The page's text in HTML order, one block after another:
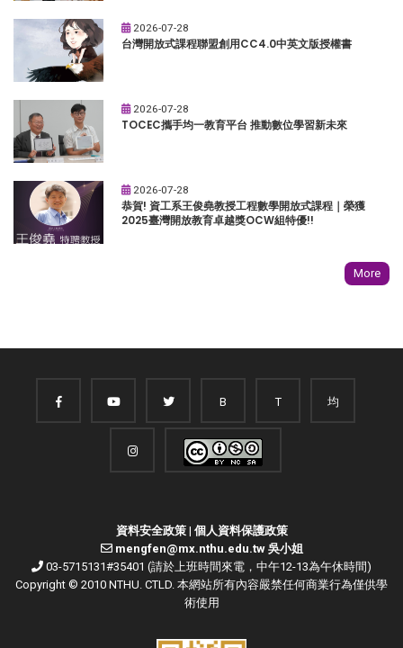
2026-07-28
台灣開放式課程聯盟創用CC4.0中英文版授權書
2026-07-28
TOCEC攜手均一教育平台 推動數位學習新未來
2026-07-28
恭賀! 資工系王俊堯教授工程數學開放式課程｜榮獲
2025臺灣開放教育卓越獎OCW組特優!!
More
B T 均
資料安全政策| 個人資料保護政策
mengfen@mx.nthu.edu.tw 吳小姐
03-5715131#35401 (請於上班時間來電，中午12-13為午休時間)
Copyright © 2010 NTHU. CTLD. 本網站所有內容嚴禁任何商業行為僅供學
術使用